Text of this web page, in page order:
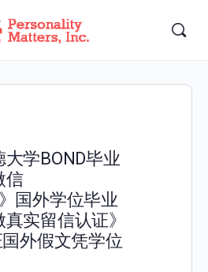
学BOND毕业
信
国外学位毕业
实留信认证》
外假文凭学位